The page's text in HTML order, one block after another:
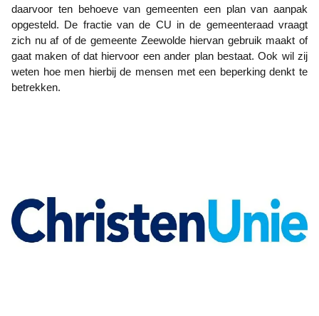
daarvoor ten behoeve van gemeenten een plan van aanpak
opgesteld. De fractie van de CU in de gemeenteraad vraagt
zich nu af of de gemeente Zeewolde hiervan gebruik maakt of
gaat maken of dat hiervoor een ander plan bestaat. Ook wil zij
weten hoe men hierbij de mensen met een beperking denkt te
betrekken.